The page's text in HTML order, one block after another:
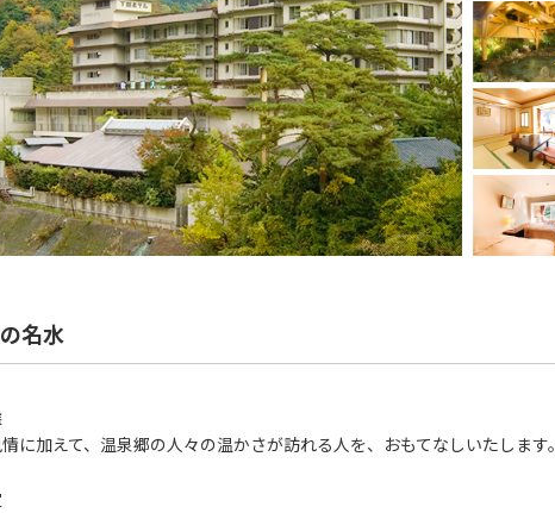
名水
に加えて、温泉郷の人々の温かさが訪れる人を、おもてなしいたします。